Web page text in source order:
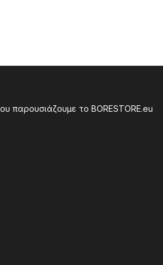
παρουσιάζουμε το BORESTORE.eu